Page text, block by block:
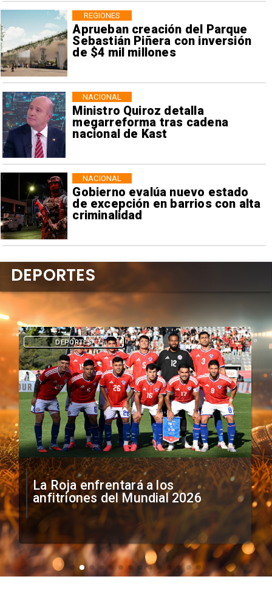
Aprueban creación del Parque
Sebastián Piñera con inversión
de $4 mil millones
REGIONES
Ministro Quiroz detalla
megarreforma tras cadena
nacional de Kast
NACIONAL
Gobierno evalúa nuevo estado
de excepción en barrios con alta
criminalidad
NACIONAL
La Roja enfrentará a los
anfitriones del Mundial 2026
DEPORTES
DEPORTES